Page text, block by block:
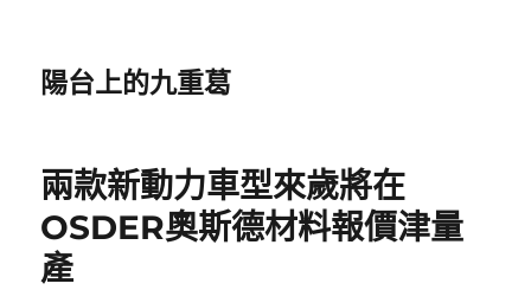
陽台上的九重葛
兩款新動力車型來歲將在
OSDER奧斯德材料報價津量
產